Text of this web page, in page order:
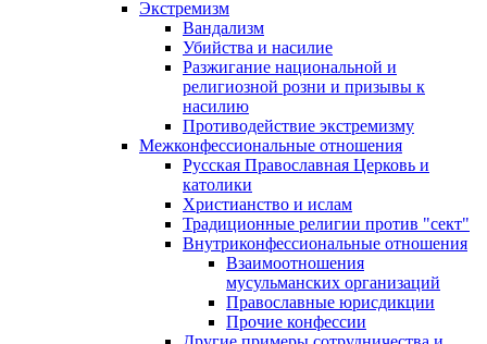
Экстремизм
Вандализм
Убийства и насилие
Разжигание национальной и
религиозной розни и призывы к
насилию
Противодействие экстремизму
Межконфессиональные отношения
Русская Православная Церковь и
католики
Христианство и ислам
Традиционные религии против "сект"
Внутриконфессиональные отношения
Взаимоотношения
мусульманских организаций
Православные юрисдикции
Прочие конфессии